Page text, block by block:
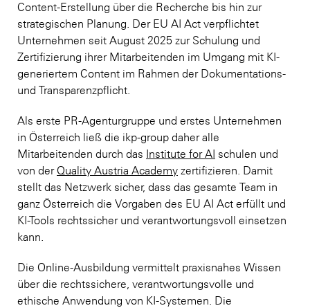
Content-Erstellung über die Recherche bis hin zur
strategischen Planung. Der EU AI Act verpflichtet
Unternehmen seit August 2025 zur Schulung und
Zertifizierung ihrer Mitarbeitenden im Umgang mit KI-
generiertem Content im Rahmen der Dokumentations-
und Transparenzpflicht.
Als erste PR-Agenturgruppe und erstes Unternehmen
in Österreich ließ die ikp-group daher alle
Mitarbeitenden durch das Institute for AI schulen und
von derQuality Austria Academy zertifizieren. Damit
stellt das Netzwerk sicher, dass das gesamte Team in
ganz Österreich die Vorgaben des EU AI Act erfüllt und
KI-Tools rechtssicher und verantwortungsvoll einsetzen
kann.
Die Online-Ausbildung vermittelt praxisnahes Wissen
über die rechtssichere, verantwortungsvolle und
ethische Anwendung von KI-Systemen. Die